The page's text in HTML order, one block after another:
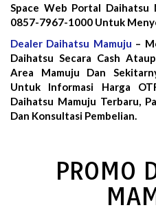
Space Web Portal Daihatsu
0857-7967-1000 Untuk
Dealer Daihatsu Mamuju –
Daihatsu Secara Cash
Area Mamuju Dan
Untuk Informasi Harga
Daihatsu Mamuju Terbaru,
Dan Konsultasi Pembelian.
PROMO